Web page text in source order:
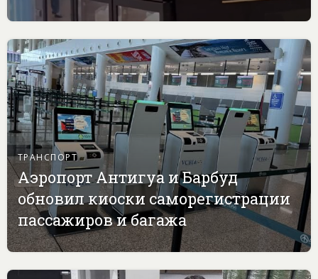
ТРАНСПОРТ
Аэропорт Антигуа и Барбуд
обновил киоски саморегистрации
пассажиров и багажа